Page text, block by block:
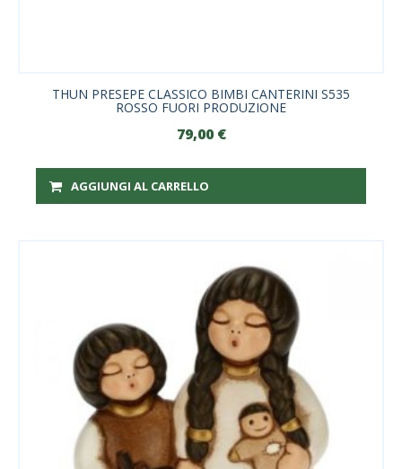
THUN PRESEPE CLASSICO BIMBI CANTERINI S535
ROSSO FUORI PRODUZIONE
79,00 €
AGGIUNGI AL CARRELLO